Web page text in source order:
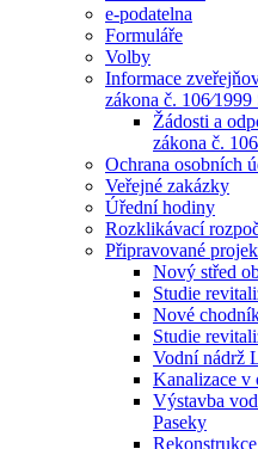
e-podatelna
Formuláře
Volby
Informace
zákona č. 106⁄1999
Žádosti a
zákona č.
Ochrana osobních
Veřejné zakázky
Úřední hodiny
Rozklikávací
Připravované
Nový střed
Studie
Nové
Studie
Vodní nádrž
Kanalizace v
Výstavba
Paseky